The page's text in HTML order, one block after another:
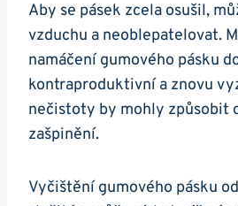
Aby se‍ pásek ⁢zcela osušil,
vzduchu a neoblepatelovat.
namáčení gumového pásku
kontraproduktivní a znovu
nečistoty ⁣by mohly způsobit
zašpinění.
Vyčištění gumového pásku